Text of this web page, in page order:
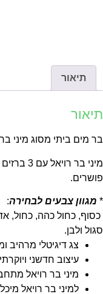
תיאור
מים ביתי מסוג מיני בר
מיני בר
מגוון צבעים לבחירה:
כחול כהה, כחול,
ולבן.
צג דיגיטלי מרהיב
עיצוב חדשני ויוקרתי.
מיני בר רויאל
למיני בר רויאל